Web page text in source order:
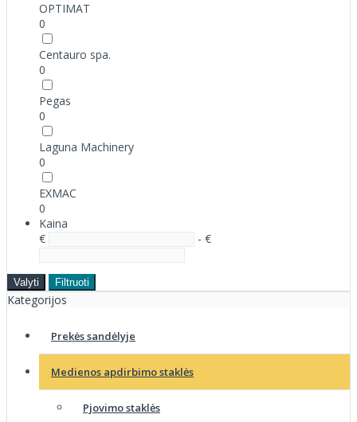
OPTIMAT
0
Centauro spa.
0
Pegas
0
Laguna Machinery
0
EXMAC
0
Kaina
€
- €
Valyti Filtruoti
Kategorijos
Prekės sandėlyje
Medienos apdirbimo staklės
Pjovimo staklės